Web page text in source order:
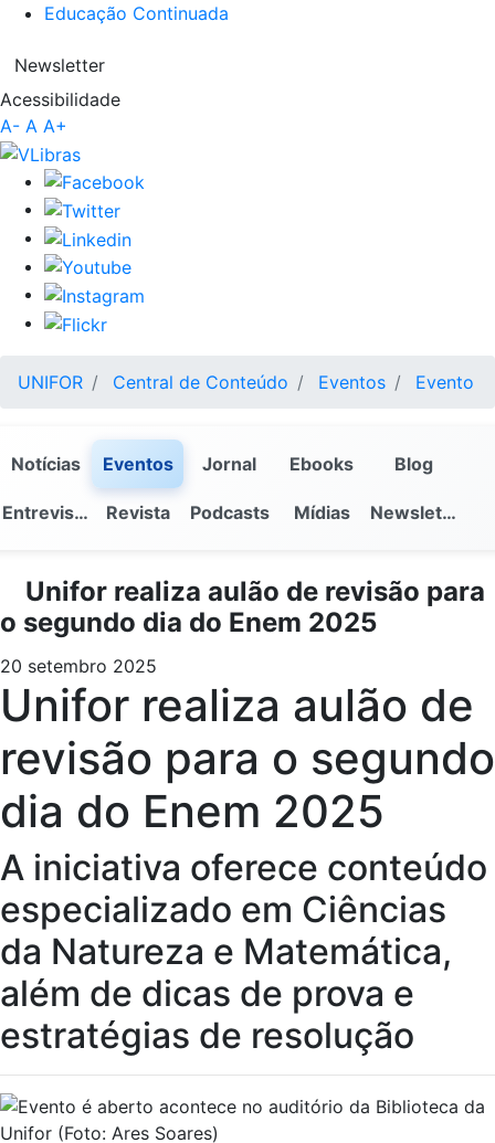
Educação Continuada
Newsletter
Acessibilidade
A- A A+
UNIFOR Central de Conteúdo Eventos Evento
Notícias Eventos Jornal Ebooks Blog
Entrevistas Revista Podcasts Mídias Newsletter
Unifor realiza aulão de revisão para
o segundo dia do Enem 2025
20 setembro 2025
Unifor realiza aulão de
revisão para o segundo
dia do Enem 2025
A iniciativa oferece conteúdo
especializado em Ciências
da Natureza e Matemática,
além de dicas de prova e
estratégias de resolução